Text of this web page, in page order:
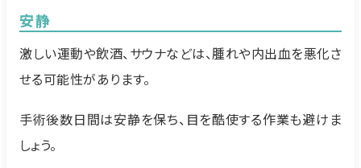
安静
激しい運動や飲酒、サウナなどは、腫れや内出血を悪化さ
せる可能性があります。
手術後数日間は安静を保ち、目を酷使する作業も避けま
しょう。